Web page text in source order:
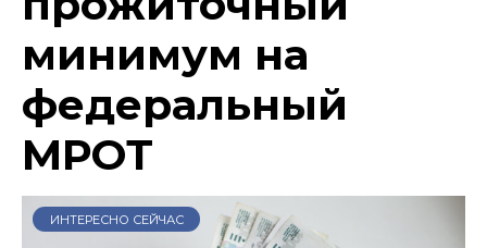
минимум на
федеральный
МРОТ
ИНТЕРЕСНО СЕЙЧАС